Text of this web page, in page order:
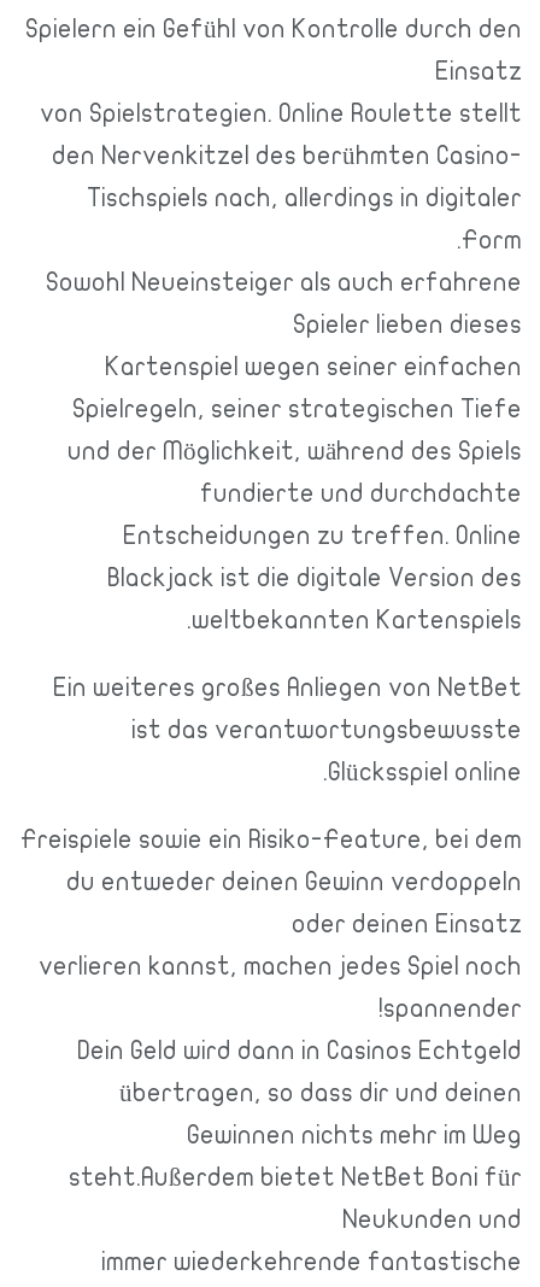
Spielern ein Gefühl von Kontrolle durch den
Einsatz
von Spielstrategien. Online Roulette stellt
den Nervenkitzel des berühmten Casino-
Tischspiels nach, allerdings in digitaler
Form.
Sowohl Neueinsteiger als auch erfahrene
Spieler lieben dieses
Kartenspiel wegen seiner einfachen
Spielregeln, seiner strategischen Tiefe
und der Möglichkeit, während des Spiels
fundierte und durchdachte
Entscheidungen zu treffen. Online
Blackjack ist die digitale Version des
weltbekannten Kartenspiels.
Ein weiteres großes Anliegen von NetBet
ist das verantwortungsbewusste
Glücksspiel online.
Freispiele sowie ein Risiko-Feature, bei dem
du entweder deinen Gewinn verdoppeln
oder deinen Einsatz
verlieren kannst, machen jedes Spiel noch
spannender!
Dein Geld wird dann in Casinos Echtgeld
übertragen, so dass dir und deinen
Gewinnen nichts mehr im Weg
steht.Außerdem bietet NetBet Boni für
Neukunden und
immer wiederkehrende fantastische